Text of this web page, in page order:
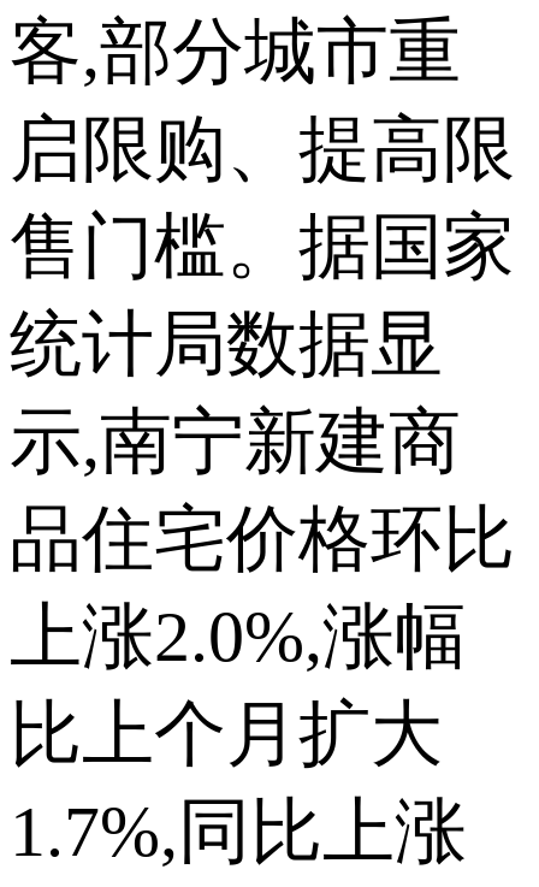
客,部分城市重
启限购、提高限
售门槛。据国家
统计局数据显
示,南宁新建商
品住宅价格环比
上涨2.0%,涨幅
比上个月扩大
1.7%,同比上涨